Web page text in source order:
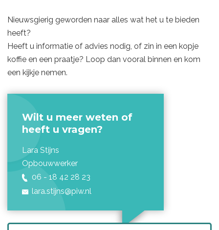
Nieuwsgierig geworden naar alles wat het u te bieden
heeft?
Heeft u informatie of advies nodig, of zin in een kopje
koffie en een praatje? Loop dan vooral binnen en kom
een kijkje nemen.
Wilt u meer weten of
heeft u vragen?
Lara Stijns
Opbouwwerker
06 - 18 42 28 23
lara.stijns@piw.nl